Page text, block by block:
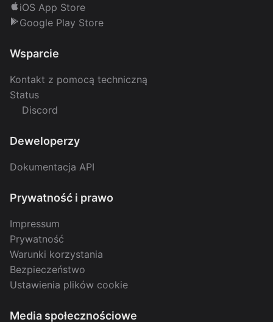
iOS App Store
Google Play Store
Wsparcie
Kontakt z pomocą techniczną
Status
Discord
Deweloperzy
Dokumentacja API
Prywatność i prawo
Impressum
Prywatność
Warunki korzystania
Bezpieczeństwo
Ustawienia plików cookie
Media społecznościowe